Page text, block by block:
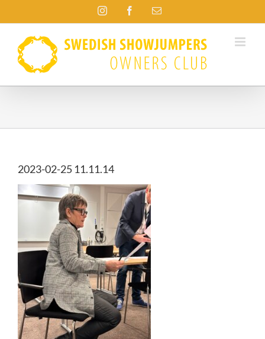
InstagramFacebook
E-
2023-02-25 11.11.14